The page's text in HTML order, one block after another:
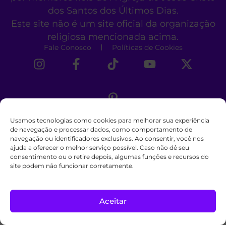
Usamos tecnologias como cookies para melhorar sua experiência
de navegação e processar dados, como comportamento de
navegação ou identificadores exclusivos. Ao consentir, você nos
ajuda a oferecer o melhor serviço possível. Caso não dê seu
consentimento ou o retire depois, algumas funções e recursos do
site podem não funcionar corretamente.
Aceitar
dos Santos dos Últimos Dias.
Este site não é um site oficial da organização
religiosa mencionada acima.
Fale Conosco Políticas de Cookies